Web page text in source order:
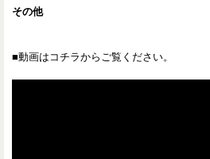
その他
■動画はコチラからご覧ください。